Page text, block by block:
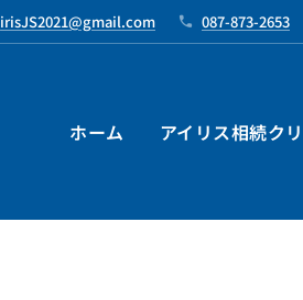
irisJS2021@gmail.com 087-873-2653
ホーム アイリス相続ク